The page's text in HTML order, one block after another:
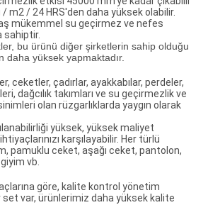
/ m2 / 24 HRS'den daha yüksek olabilir.
mükemmel su geçirmez ve nefes
sahiptir.
bu ürünü diğer şirketlerin sahip olduğu
daha yüksek yapmaktadır.
ceketler, çadırlar, ayakkabılar, perdeler,
dağcılık takımları ve su geçirmezlik ve
olan rüzgarlıklarda yaygın olarak
yüksek, yüksek maliyet
karşılayabilir. Her türlü
pamuklu ceket, aşağı ceket, pantolon,
vb.
göre, kalite kontrol yönetim
var, ürünlerimiz daha yüksek kalite